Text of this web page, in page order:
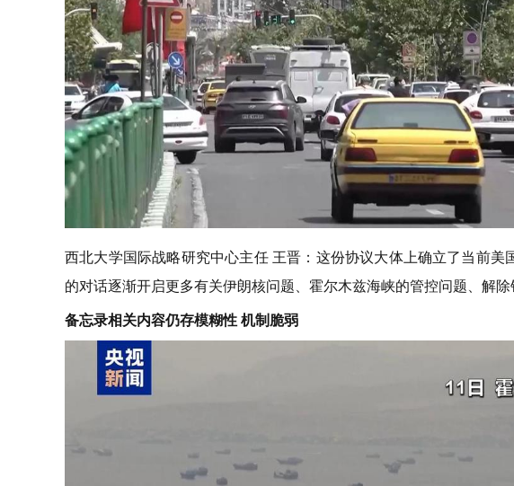
西北大学国际战略研究中心主任 王晋：这份协议大体上确立了当前
的对话逐渐开启更多有关伊朗核问题、霍尔木兹海峡的管控问题、解除
备忘录相关内容仍存模糊性 机制脆弱